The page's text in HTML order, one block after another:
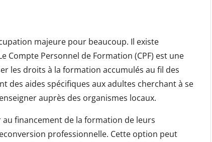
majeure pour beaucoup. Il existe
Compte Personnel de Formation (CPF) est une
les droits à la formation accumulés au fil des
des aides spécifiques aux adultes cherchant à se
auprès des organismes locaux.
financement de la formation de leurs
professionnelle. Cette option peut